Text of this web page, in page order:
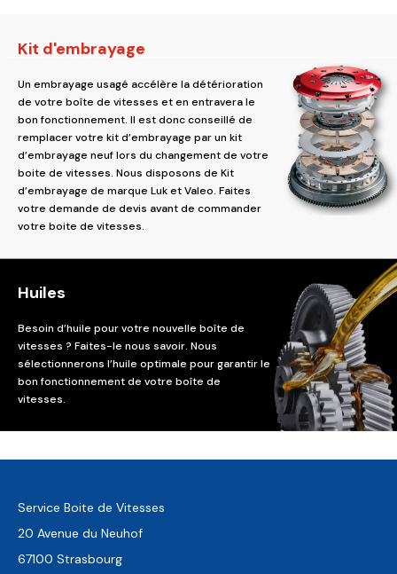
Kit d'embrayage
Un embrayage usagé accélère la détérioration
de votre boîte de vitesses et en entravera le
bon fonctionnement. Il est donc conseillé de
remplacer votre kit d’embrayage par un kit
d’embrayage neuf lors du changement de votre
boite de vitesses. Nous disposons de Kit
d’embrayage de marque Luk et Valeo. Faites
votre demande de devis avant de commander
votre boite de vitesses.
Huiles
Besoin d’huile pour votre nouvelle boîte de
vitesses ? Faites-le nous savoir. Nous
sélectionnerons l’huile optimale pour garantir le
bon fonctionnement de votre boîte de
vitesses.
Service Boite de Vitesses
20 Avenue du Neuhof
67100 Strasbourg